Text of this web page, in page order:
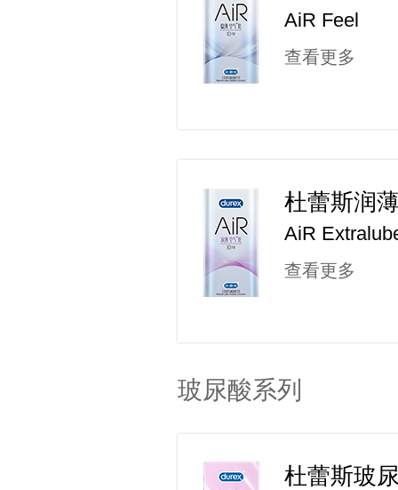
AiR Feel
查看更多
杜蕾斯润
AiR
查看更多
玻尿酸系列
杜蕾斯玻